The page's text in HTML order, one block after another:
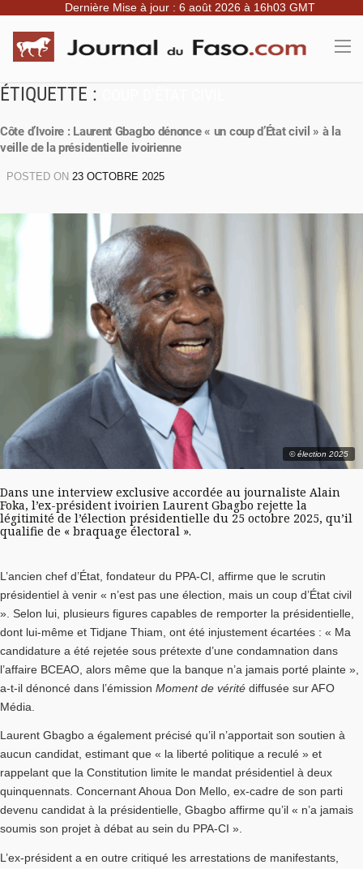
Dernière Mise à jour : 6 août 2026 à 16h03 GMT
ÉTIQUETTE :
Côte d’Ivoire : Laurent Gbagbo dénonce « un coup d’État civil » à la
veille de la présidentielle ivoirienne
POSTED ON 23 OCTOBRE 2025
© élection 2025
Dans une interview exclusive accordée au journaliste Alain
Foka, l’ex-président ivoirien Laurent Gbagbo rejette la
légitimité de l’élection présidentielle du 25 octobre 2025, qu’il
qualifie de « braquage électoral ».
L’ancien chef d’État, fondateur du PPA-CI, affirme que le scrutin
présidentiel à venir « n’est pas une élection, mais un coup d’État civil
». Selon lui, plusieurs figures capables de remporter la présidentielle,
dont lui-même et Tidjane Thiam, ont été injustement écartées : « Ma
candidature a été rejetée sous prétexte d’une condamnation dans
l’affaire BCEAO, alors même que la banque n’a jamais porté plainte »,
a-t-il dénoncé dans l’émission Moment de vérité diffusée sur AFO
Média.
Laurent Gbagbo a également précisé qu’il n’apportait son soutien à
aucun candidat, estimant que « la liberté politique a reculé » et
rappelant que la Constitution limite le mandat présidentiel à deux
quinquennats. Concernant Ahoua Don Mello, ex-cadre de son parti
devenu candidat à la présidentielle, Gbagbo affirme qu’il « n’a jamais
soumis son projet à débat au sein du PPA-CI ».
L’ex-président a en outre critiqué les arrestations de manifestants,